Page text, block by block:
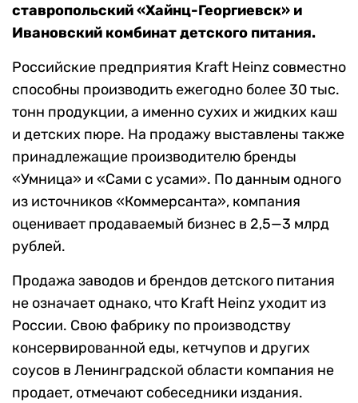
ставропольский «Хайнц-Георгиевск» и
Ивановский комбинат детского питания.
Российские предприятия Kraft Heinz совместно
способны производить ежегодно более 30 тыс.
тонн продукции, а именно сухих и жидких каш
и детских пюре. На продажу выставлены также
принадлежащие производителю бренды
«Умница» и «Сами с усами». По данным одного
из источников «Коммерсанта», компания
оценивает продаваемый бизнес в 2,5—3 млрд
рублей.
Продажа заводов и брендов детского питания
не означает однако, что Kraft Heinz уходит из
России. Свою фабрику по производству
консервированной еды, кетчупов и других
соусов в Ленинградской области компания не
продает, отмечают собеседники издания.